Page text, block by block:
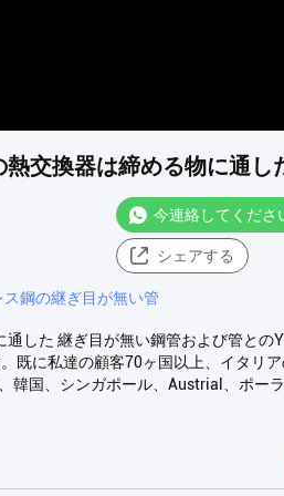
交換器は締める物に通し
今連絡してくださ
シェアする
ス鋼の継ぎ目が無い管
した 継ぎ目が無い鋼管および管との
既に私達の顧客70ヶ国以上、イタリ
韓国、シンガポール、Austrial、ポー